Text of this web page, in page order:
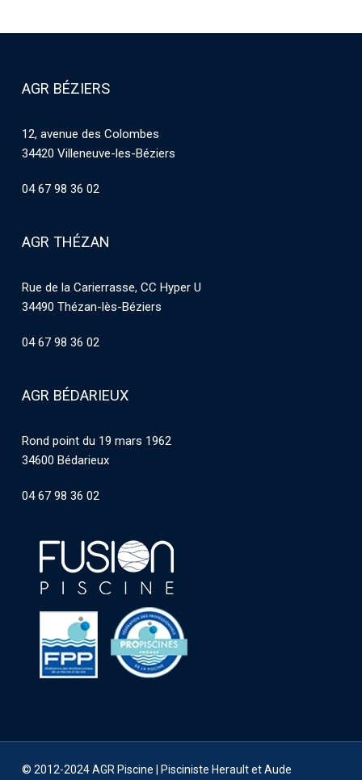
AGR BÉZIERS
12, avenue des Colombes
34420 Villeneuve-les-Béziers
04 67 98 36 02
AGR THÉZAN
Rue de la Carierrasse, CC Hyper U
34490 Thézan-lès-Béziers
04 67 98 36 02
AGR BÉDARIEUX
Rond point du 19 mars 1962
34600 Bédarieux
04 67 98 36 02
© 2012-2024 AGR Piscine | Pisciniste Herault et Aude